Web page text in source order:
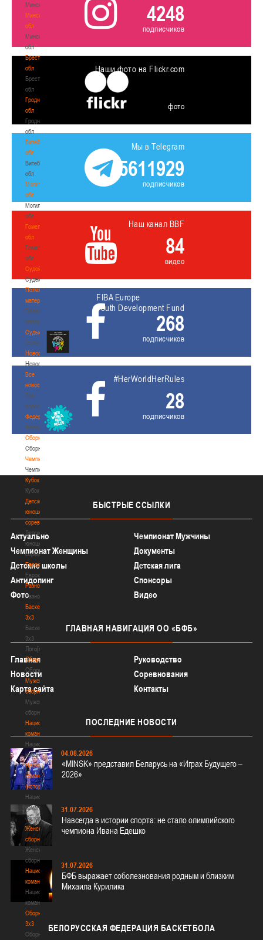
Минск
Минская
обл
Минская
обл
Брестская
обл
Брестская
обл
Гродненская
обл
Гродненская
обл
Витебская
обл
Витебская
обл
Могилевская
обл
Могилевская
обл
Гомельская
обл
Гомельская
обл
Судейство
Судейство
Полезные
материалы
Полезные
материалы
Судьи
Судьи
Новости
Новости
Все
новости
Все
новости
Федерация
Федерация
Сборные
Сборные
Чемпионат
Чемпионат
Кубок
Кубок
Детско-
юношеские
соревнования
Детско-
юношеские
соревнования
Еврокубки
Еврокубки
Разное
Разное
Баскетбол
3х3
Баскетбол
3х3
Лого[modid=121]
Сборные
Сборные
Мужские
сборные
Мужские
сборные
Национальная
команда
Национальная
команда
Национальная
команда
(история)
Национальная
команда
(история)
Женские
сборные
Женские
сборные
Национальная
команда
Национальная
команда
Сборные
3х3
Сборные
4248
подписчиков
Наши фото на Flickr.com
фото
Мы в Telegram
5611929
подписчиков
Наш канал BBF
84
видео
FIBA Europe
Youth Development Fund
268
подписчиков
#HerWorldHerRules
28
подписчиков
БЫСТРЫЕ ССЫЛКИ
Актуально
Чемпионат Мужчины
Чемпионат Женщины
Документы
Детские школы
Детская лига
Антидопинг
Спонсоры
Фото
Видео
ГЛАВНАЯ НАВИГАЦИЯ ОО «БФБ»
Главная
Руководство
Новости
Соревнования
Карта сайта
Контакты
ПОСЛЕДНИЕ НОВОСТИ
04.08.2026
«MINSK» представил Беларусь на «Играх Будущего –
2026»
31.07.2026
Навсегда в истории спорта: не стало олимпийского
чемпиона Ивана Едешко
31.07.2026
БФБ выражает соболезнования родным и близким
Михаила Курилика
БЕЛОРУССКАЯ ФЕДЕРАЦИЯ БАСКЕТБОЛА